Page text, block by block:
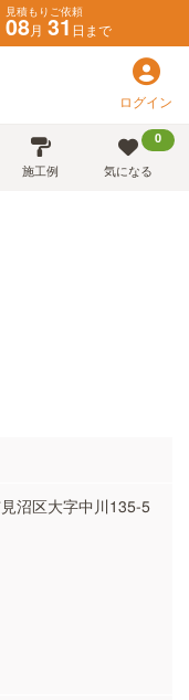
見積もりご依頼
08月 31日まで
ログイン
施工例
0
気になる
沼区大字中川135-5